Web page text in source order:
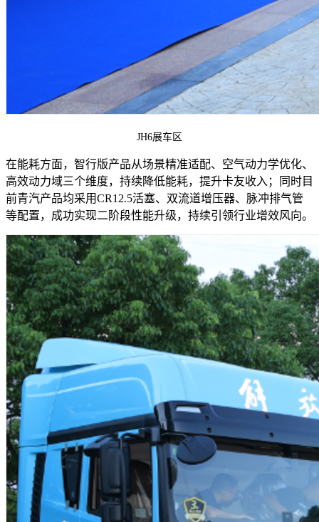
JH6展车区
在能耗方面，智行版产品从场景精准适配、空气动力学优化、
高效动力域三个维度，持续降低能耗，提升卡友收入；同时目
前青汽产品均采用CR12.5活塞、双流道增压器、脉冲排气管
等配置，成功实现二阶段性能升级，持续引领行业增效风向。